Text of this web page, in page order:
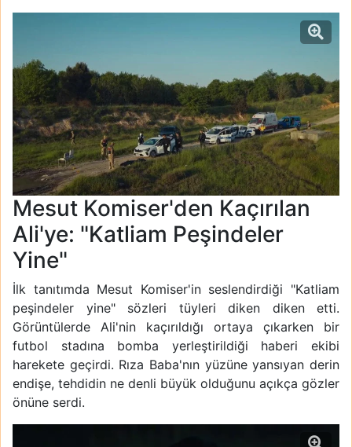
Mesut Komiser'den Kaçırılan
Ali'ye: "Katliam Peşindeler
Yine"
İlk tanıtımda Mesut Komiser'in seslendirdiği "Katliam
peşindeler yine" sözleri tüyleri diken diken etti.
Görüntülerde Ali'nin kaçırıldığı ortaya çıkarken bir
futbol stadına bomba yerleştirildiği haberi ekibi
harekete geçirdi. Rıza Baba'nın yüzüne yansıyan derin
endişe, tehdidin ne denli büyük olduğunu açıkça gözler
önüne serdi.